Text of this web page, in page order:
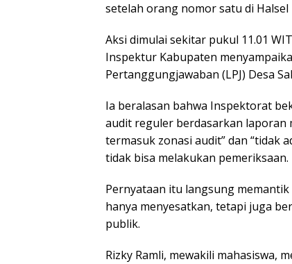
setelah orang nomor satu di
Aksi dimulai sekitar pukul 11.01
Inspektur Kabupaten
Pertanggungjawaban (LPJ) Desa
Ia beralasan bahwa Inspektorat
audit reguler berdasarkan laporan
termasuk zonasi audit” dan “tidak
tidak bisa melakukan pemeriksaan.
Pernyataan itu langsung
hanya menyesatkan, tetapi juga
publik.
Rizky Ramli, mewakili mahasiswa,